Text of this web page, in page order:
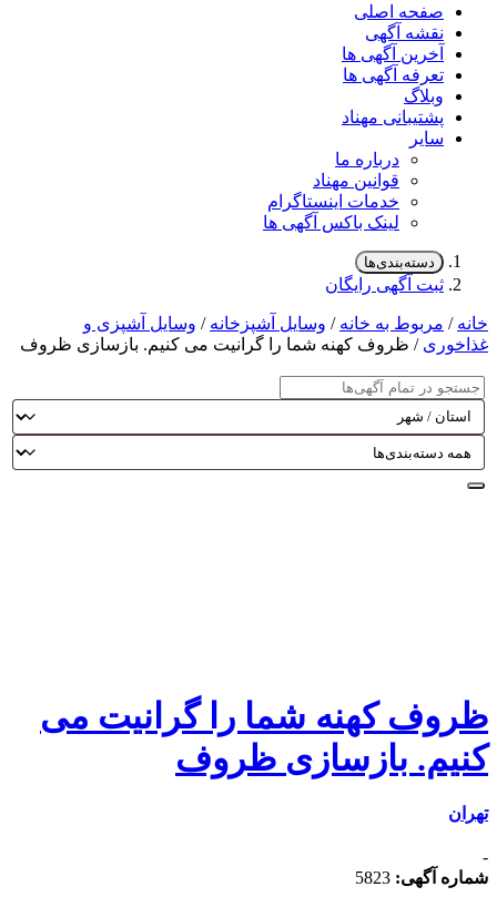
صفحه اصلی
نقشه آگهی
آخرین آگهی ها
تعرفه آگهی ها
وبلاگ
پشتیبانی مهناد
سایر
درباره ما
قوانین مهناد
خدمات اینستاگرام
لینک باکس آگهی ها
دسته‌بندی‌ها
ثبت آگهی رایگان
خانه/ مربوط به خانه/ وسایل آشپزخانه/ وسایل آشپزی و
غذاخوری/ ظروف کهنه شما را گرانیت می کنیم. بازسازی ظروف
ظروف کهنه شما را گرانیت می
کنیم. بازسازی ظروف
تهران
-
شماره آگهی: 5823